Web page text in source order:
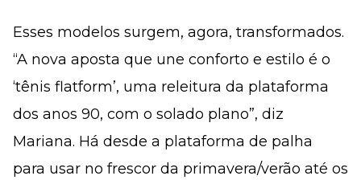
Esses modelos surgem, agora, transformados.
“A nova aposta que une conforto e estilo é o
‘tênis flatform’, uma releitura da plataforma
dos anos 90, com o solado plano”, diz
Mariana. Há desde a plataforma de palha
para usar no frescor da primavera/verão até os